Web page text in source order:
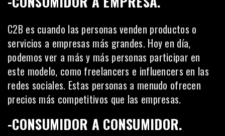
C2B es cuando las personas venden productos o
servicios a empresas más grandes. Hoy en día,
podemos ver a más y más personas participar en
este modelo, como freelancers e influencers en las
redes sociales. Estas personas a menudo ofrecen
precios más competitivos que las empresas.
-CONSUMIDOR A CONSUMIDOR.